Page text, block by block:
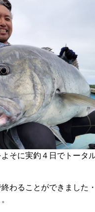
そに実釣４日でトータ
わることができました